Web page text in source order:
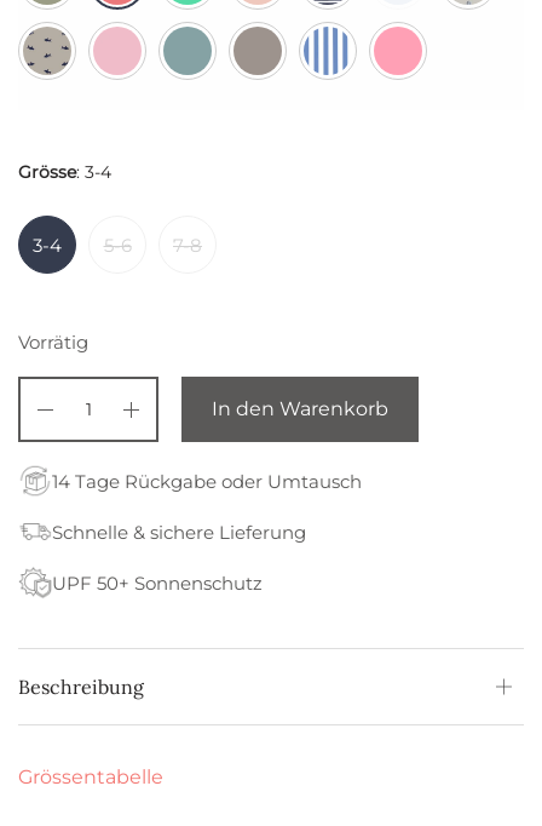
Grösse: 3-4
3-4 5-6 7-8
Vorrätig
In den Warenkorb
14 Tage Rückgabe oder Umtausch
Schnelle & sichere Lieferung
UPF 50+ Sonnenschutz
Beschreibung
Grössentabelle